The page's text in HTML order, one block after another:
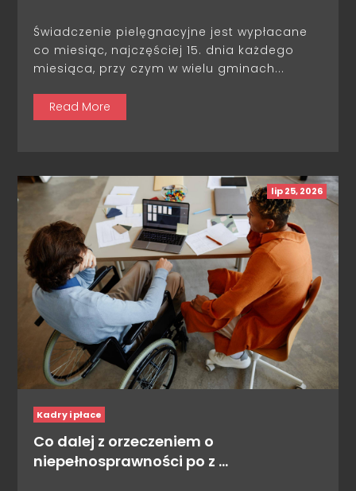
Świadczenie pielęgnacyjne jest wypłacane
co miesiąc, najczęściej 15. dnia każdego
miesiąca, przy czym w wielu gminach...
Read More
lip 25, 2026
Kadry i płace
Co dalej z orzeczeniem o
niepełnosprawności po z …